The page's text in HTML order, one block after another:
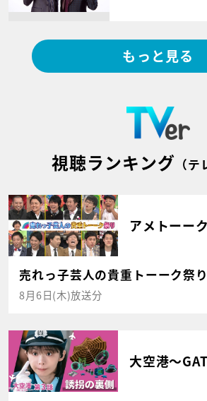
もっと見る
視聴ランキング （
アメトーー
売れっ子芸人の貴重トーーク祭
8月6日(木)放送分
大空港～